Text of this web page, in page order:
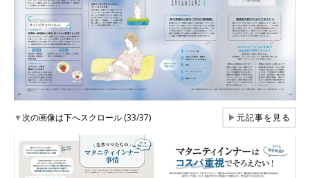
▼次の画像は下へスクロール (33/37) ▶元記事を見る